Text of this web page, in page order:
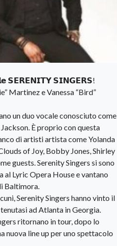
𝗹𝗲 𝗦𝗘𝗥𝗘𝗡𝗜𝗧𝗬 𝗦𝗜𝗡𝗚𝗘𝗥𝗦!
Martinez e Vanessa “Bird”
un duo vocale conosciuto come
È proprio con questa
di artisti artista come Yolanda
of Joy, Bobby Jones, Shirley
guests. Serenity Singers si sono
Lyric Opera House e vantano
Baltimora.
Serenity Singers hanno vinto il
ad Atlanta in Georgia.
ritornano in tour, dopo lo
nuova line up per uno spettacolo